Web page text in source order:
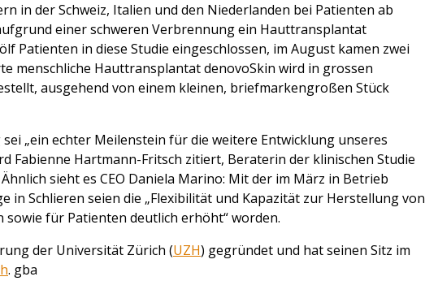
in der Schweiz, Italien und den Niederlanden bei Patienten ab
einer schweren Verbrennung ein Hauttransplantat
Patienten in diese Studie eingeschlossen, im August kamen zwei
menschliche Hauttransplantat denovoSkin wird in grossen
ausgehend von einem kleinen, briefmarkengroßen Stück
„ein echter Meilenstein für die weitere Entwicklung unseres
Fabienne Hartmann-Fritsch zitiert, Beraterin der klinischen Studie
sieht es CEO Daniela Marino: Mit der im März in Betrieb
in Schlieren seien die „Flexibilität und Kapazität zur Herstellung von
sowie für Patienten deutlich erhöht“ worden.
der Universität Zürich (UZH) gegründet und hat seinen Sitz im
. gba